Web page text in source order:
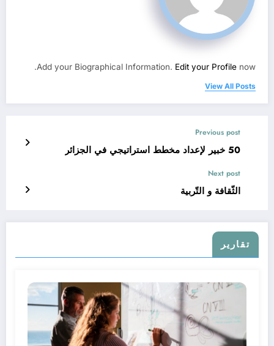
Add your Biographical Information. Edit your Profile now.
View All Posts
Previous post
50 خبير لإعداد مخطط استراتيجي في الجزائر
Next post
الثّقافة و التّربية
تقارير